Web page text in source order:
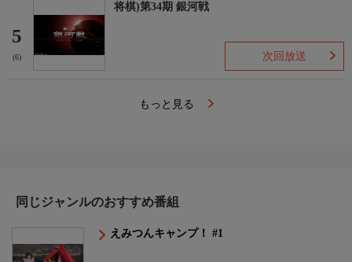
5
(6)
将棋)第34期 銀河戦
次回放送
もっと見る
同じジャンルのおすすめ番組
えみつんキャンプ！ #1